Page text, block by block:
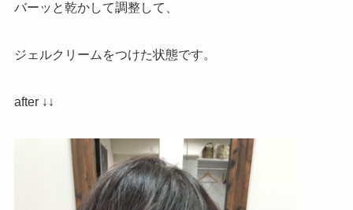
バーッと乾かして調整して、
ジェルクリームをつけた状態です。
after ↓↓